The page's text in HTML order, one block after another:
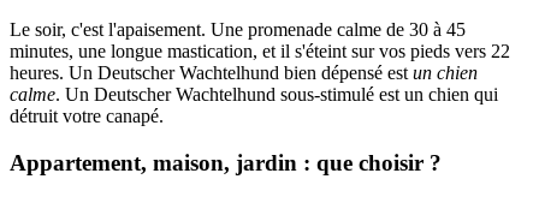
Le soir, c'est l'apaisement. Une promenade calme de 30 à 45
minutes, une longue mastication, et il s'éteint sur vos pieds vers 22
heures. Un Deutscher Wachtelhund bien dépensé est un chien
calme. Un Deutscher Wachtelhund sous-stimulé est un chien qui
détruit votre canapé.
Appartement, maison, jardin : que choisir ?